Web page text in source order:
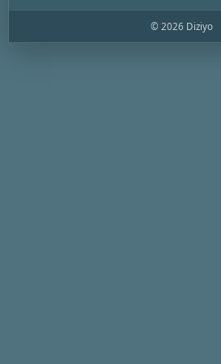
© 2026 Diziyo